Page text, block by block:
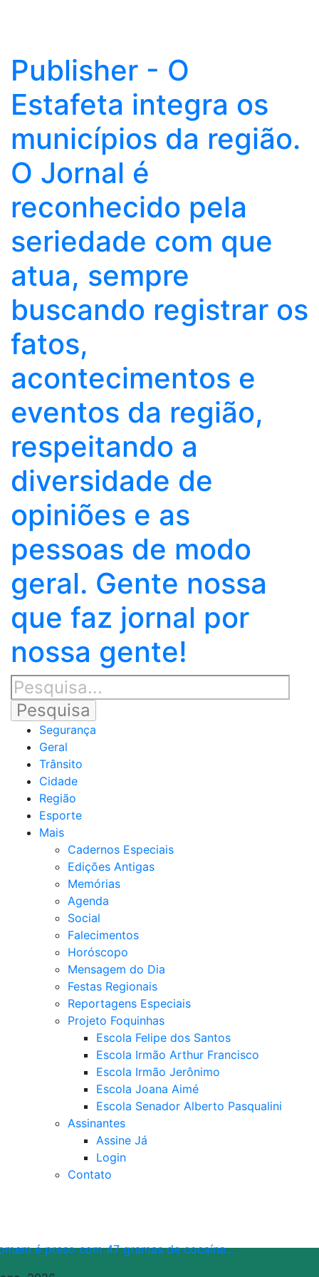
Publisher - O
Estafeta integra os
municípios da região.
O Jornal é
reconhecido pela
seriedade com que
atua, sempre
buscando registrar os
fatos,
acontecimentos e
eventos da região,
respeitando a
diversidade de
opiniões e as
pessoas de modo
geral. Gente nossa
que faz jornal por
nossa gente!
Segurança
Geral
Trânsito
Cidade
Região
Esporte
Mais
Cadernos Especiais
Edições Antigas
Memórias
Agenda
Social
Falecimentos
Horóscopo
Mensagem do Dia
Festas Regionais
Reportagens Especiais
Projeto Foquinhas
Escola Felipe dos Santos
Escola Irmão Arthur Francisco
Escola Irmão Jerônimo
Escola Joana Aimé
Escola Senador Alberto Pasqualini
Assinantes
Assine Já
Login
Contato
é preso com 47 gramas de cocaína…